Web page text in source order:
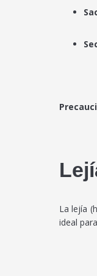
La lejía
ideal